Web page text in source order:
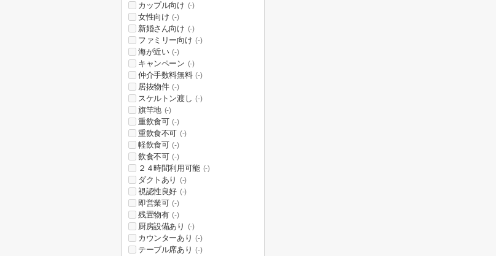
カップル向け (-)
女性向け (-)
新婚さん向け (-)
ファミリー向け (-)
海が近い (-)
キャンペーン (-)
仲介手数料無料 (-)
居抜物件 (-)
スケルトン渡し (-)
旗竿地 (-)
重飲食可 (-)
重飲食不可 (-)
軽飲食可 (-)
飲食不可 (-)
２４時間利用可能 (-)
ダクトあり (-)
視認性良好 (-)
即営業可 (-)
残置物有 (-)
厨房設備あり (-)
カウンターあり (-)
テーブル席あり (-)